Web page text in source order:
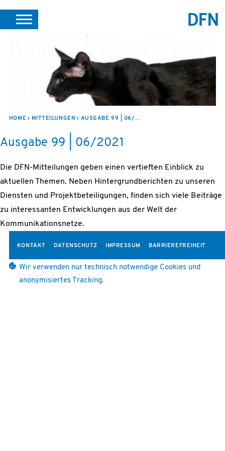
VEREIN INTERN
HOME MITTEILUNGEN AUSGABE 99 | 06/2021
Ausgabe 99 | 06/2021
Die DFN-Mitteilungen geben einen vertieften Einblick zu
aktuellen Themen. Neben Hintergrundberichten zu unseren
Diensten und Projektbeteiligungen, finden sich viele Beiträge
zu interessanten Entwicklungen aus der Welt der
Kommunikationsnetze.
KONTAKT DATENSCHUTZ IMPRESSUM BARRIEREFREIHEIT
Wir verwenden nur technisch notwendige Cookies und
anonymisiertes Tracking.